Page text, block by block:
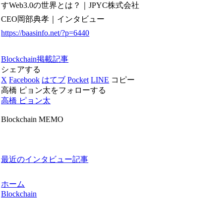
すWeb3.0の世界とは？｜JPYC株式会社
CEO岡部典孝｜インタビュー
https://baasinfo.net/?p=6440
Blockchain掲載記事
シェアする
X Facebook はてブ Pocket LINE コピー
高橋 ピョン太をフォローする
高橋 ピョン太
Blockchain MEMO
最近のインタビュー記事
ホーム
Blockchain